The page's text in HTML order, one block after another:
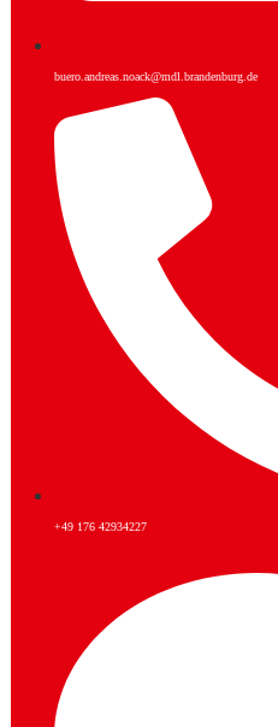
buero.andreas.noack@mdl.brandenburg.de
+49 176 42934227